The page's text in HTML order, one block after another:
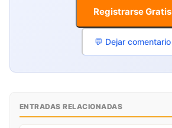
Registrarse Gratis
💬 Dejar comentario
ENTRADAS RELACIONADAS